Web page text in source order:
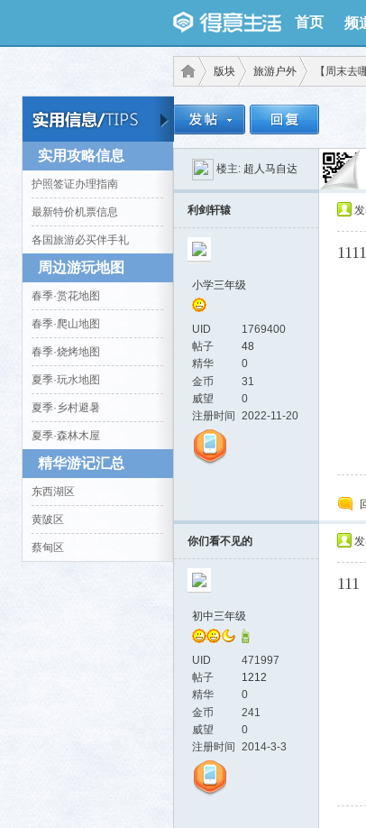
首页 频
得意
武汉
›
版块
›
旅游户外
›
【周末去
实用攻略信息
护照签证办理指南
最新特价机票信息
各国旅游必买伴手礼
周边游玩地图
春季·赏花地图
春季·爬山地图
春季·烧烤地图
夏季·玩水地图
夏季·乡村避暑
夏季·森林木屋
精华游记汇总
东西湖区
黄陂区
蔡甸区
楼主: 超人马自达
利剑轩辕
小学三年级
UID
1769400
帖子
48
精华
0
金币
31
威望
0
注册时间
2022-11-20
你们看不见的
初中三年级
UID
471997
帖子
1212
精华
0
金币
241
威望
0
注册时间
2014-3-3
111